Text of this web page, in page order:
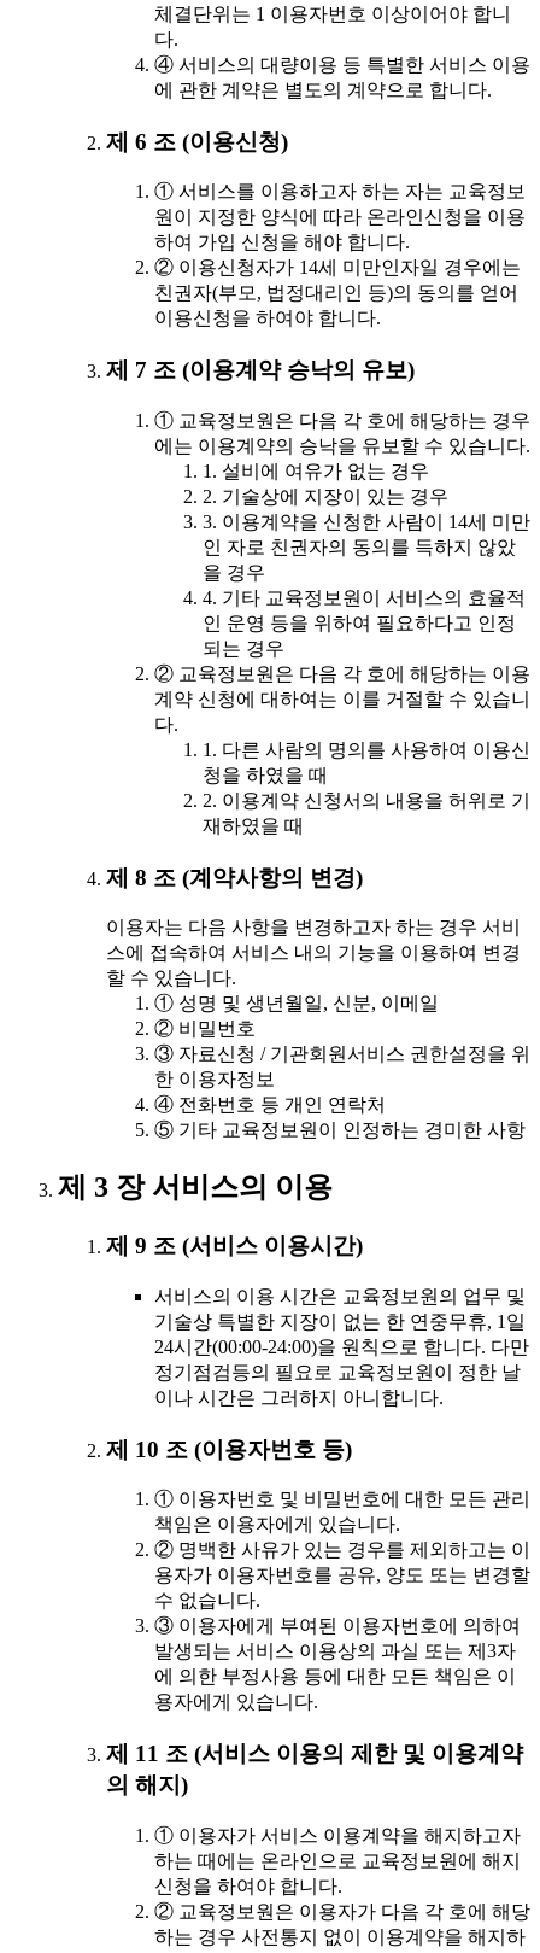
체결단위는 1 이용자번호 이상이어야 합니
다.
④ 서비스의 대량이용 등 특별한 서비스 이용
에 관한 계약은 별도의 계약으로 합니다.
제 6 조 (이용신청)
① 서비스를 이용하고자 하는 자는 교육정보
원이 지정한 양식에 따라 온라인신청을 이용
하여 가입 신청을 해야 합니다.
② 이용신청자가 14세 미만인자일 경우에는
친권자(부모, 법정대리인 등)의 동의를 얻어
이용신청을 하여야 합니다.
제 7 조 (이용계약 승낙의 유보)
① 교육정보원은 다음 각 호에 해당하는 경우
에는 이용계약의 승낙을 유보할 수 있습니다.
1. 설비에 여유가 없는 경우
2. 기술상에 지장이 있는 경우
3. 이용계약을 신청한 사람이 14세 미만
인 자로 친권자의 동의를 득하지 않았
을 경우
4. 기타 교육정보원이 서비스의 효율적
인 운영 등을 위하여 필요하다고 인정
되는 경우
② 교육정보원은 다음 각 호에 해당하는 이용
계약 신청에 대하여는 이를 거절할 수 있습니
다.
1. 다른 사람의 명의를 사용하여 이용신
청을 하였을 때
2. 이용계약 신청서의 내용을 허위로 기
재하였을 때
제 8 조 (계약사항의 변경)
이용자는 다음 사항을 변경하고자 하는 경우 서비
스에 접속하여 서비스 내의 기능을 이용하여 변경
할 수 있습니다.
① 성명 및 생년월일, 신분, 이메일
② 비밀번호
③ 자료신청 / 기관회원서비스 권한설정을 위
한 이용자정보
④ 전화번호 등 개인 연락처
⑤ 기타 교육정보원이 인정하는 경미한 사항
제 3 장 서비스의 이용
제 9 조 (서비스 이용시간)
서비스의 이용 시간은 교육정보원의 업무 및
기술상 특별한 지장이 없는 한 연중무휴, 1일
24시간(00:00-24:00)을 원칙으로 합니다. 다만
정기점검등의 필요로 교육정보원이 정한 날
이나 시간은 그러하지 아니합니다.
제 10 조 (이용자번호 등)
① 이용자번호 및 비밀번호에 대한 모든 관리
책임은 이용자에게 있습니다.
② 명백한 사유가 있는 경우를 제외하고는 이
용자가 이용자번호를 공유, 양도 또는 변경할
수 없습니다.
③ 이용자에게 부여된 이용자번호에 의하여
발생되는 서비스 이용상의 과실 또는 제3자
에 의한 부정사용 등에 대한 모든 책임은 이
용자에게 있습니다.
제 11 조 (서비스 이용의 제한 및 이용계약
의 해지)
① 이용자가 서비스 이용계약을 해지하고자
하는 때에는 온라인으로 교육정보원에 해지
신청을 하여야 합니다.
② 교육정보원은 이용자가 다음 각 호에 해당
하는 경우 사전통지 없이 이용계약을 해지하